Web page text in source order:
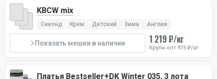
KBCW mix
Секонд Крем Детский Зима Англия
Показать мешки в наличии 1 219 ₽/кг
Крупн.опт 975 ₽/кг
Платья Bestseller+DK Winter 035, 3 лота